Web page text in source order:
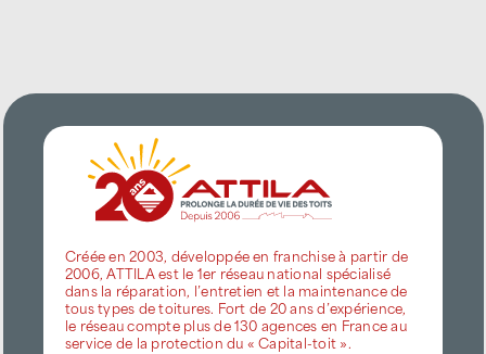
Créée en 2003, développée en franchise à partir de
2006, ATTILA est le 1er réseau national spécialisé
dans la réparation, l’entretien et la maintenance de
tous types de toitures. Fort de 20 ans d’expérience,
le réseau compte plus de 130 agences en France au
service de la protection du « Capital-toit ».